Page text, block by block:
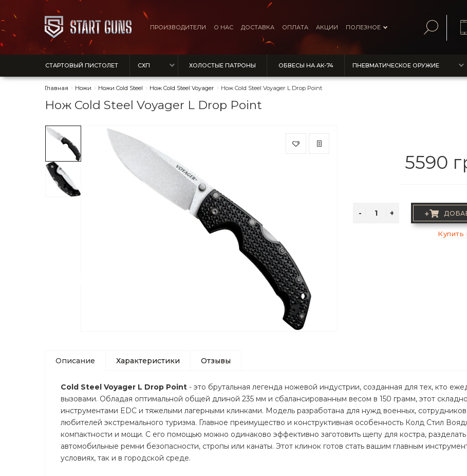
ПРОИЗВОДИТЕЛИ О НАС ДОСТАВКА ОПЛАТА АКЦИИ ПОЛЕЗНОЕ
СТАРТОВЫЙ ПИСТОЛЕТ СХП ХОЛОСТЫЕ ПАТРОНЫ ОБВЕСЫ НА АК-74 ПНЕВМАТИЧЕСКОЕ ОРУЖИЕ
Главная Ножи Ножи Cold Steel Нож Cold Steel Voyager Нож Cold Steel Voyager L Drop Point
Нож Cold Steel Voyager L Drop Point
5590
+
Купить
Описание Характеристики Отзывы
Cold Steel Voyager L Drop Point - это брутальная легенда ножевой индустрии, созданная для тех, кто
вызовами. Обладая оптимальной общей длиной 235 мм и сбалансированным весом в 150 грамм, этот
инструментами EDC и тяжелыми лагерными клинками. Модель разработана для нужд военных,
любителей экстремального туризма. Главное преимущество и конструктивная особенность Колд Стил
компактности и мощи. С его помощью можно одинаково эффективно заготовить щепу для костра,
автомобильные ремни безопасности, стропы или канаты. Этот клинок готов стать вашим главным
условиях, так и в городской среде.